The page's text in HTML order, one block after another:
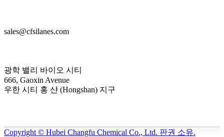
sales@cfsilanes.com
광학 밸리 바이오 시티
666, Gaoxin Avenue
우한 시티 홍 샨 (Hongshan) 지구
Copyright © Hubei Changfu Chemical Co., Ltd. 판권 소유.